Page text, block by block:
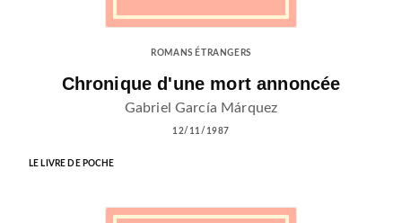
ROMANS ÉTRANGERS
Chronique d'une mort annoncée
Gabriel García Márquez
12/11/1987
LE LIVRE DE POCHE